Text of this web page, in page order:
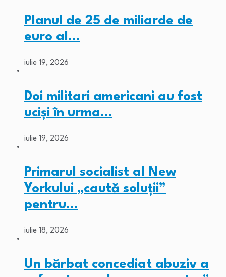
Planul de 25 de miliarde de
euro al…
iulie 19, 2026
Doi militari americani au fost
ucişi în urma…
iulie 19, 2026
Primarul socialist al New
Yorkului „caută soluții”
pentru…
iulie 18, 2026
Un bărbat concediat abuziv a